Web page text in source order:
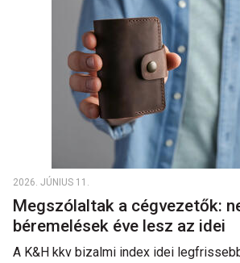
2026. JÚNIUS 11.
Megszólaltak a cégvezetők:
béremelések éve lesz az idei
A K&H kkv bizalmi index idei